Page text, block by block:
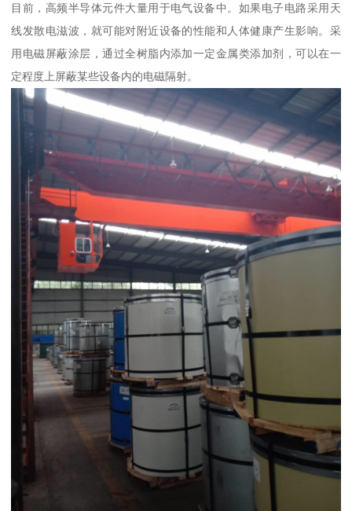
目前，高频半导体元件大量用于电气设备中。如果电子电路采用天
线发散电滋波，就可能对附近设备的性能和人体健康产生影响。采
用电磁屏蔽涂层，通过全树脂内添加一定金属类添加剂，可以在一
定程度上屏蔽某些设备内的电磁隔射。